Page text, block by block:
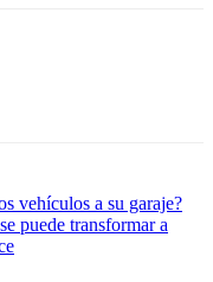
vehículos a su garaje?
puede transformar a